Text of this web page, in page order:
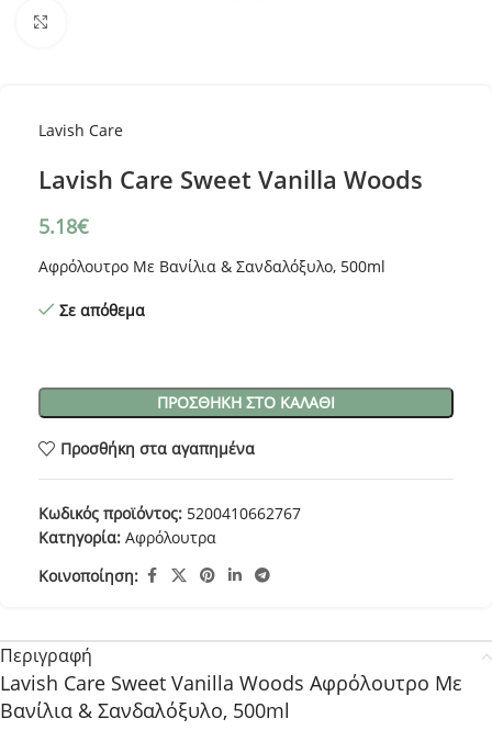
Lavish Care
Lavish Care Sweet Vanilla Woods
5.18€
Αφρόλουτρο Με Βανίλια & Σανδαλόξυλο, 500ml
Σε απόθεμα
ΠΡΟΣΘΉΚΗ ΣΤΟ ΚΑΛΆΘΙ
Προσθήκη στα αγαπημένα
Κωδικός προϊόντος: 5200410662767
Κατηγορία: Αφρόλουτρα
Κοινοποίηση:
Περιγραφή
Lavish Care Sweet Vanilla Woods Αφρόλουτρο Με
Βανίλια & Σανδαλόξυλο, 500ml